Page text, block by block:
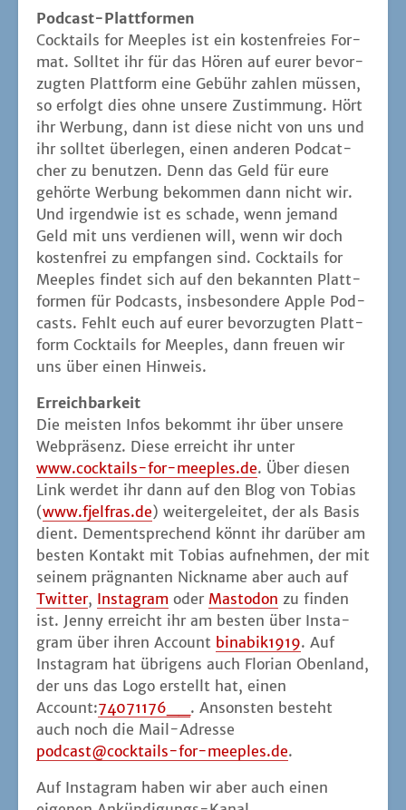
Pod­cast-Platt­for­men
Cock­tails for Mee­ples ist ein kos­ten­frei­es For­
mat. Soll­tet ihr für das Hören auf eurer bevor­
zug­ten Platt­form eine Gebühr zah­len müs­sen,
so erfolgt dies ohne unse­re Zustim­mung. Hört
ihr Wer­bung, dann ist die­se nicht von uns und
ihr soll­tet über­le­gen, einen ande­ren Pod­cat­
cher zu benut­zen. Denn das Geld für eure
gehör­te Wer­bung bekom­men dann nicht wir.
Und irgend­wie ist es scha­de, wenn jemand
Geld mit uns ver­die­nen will, wenn wir doch
kos­ten­frei zu emp­fan­gen sind. Cock­tails for
Mee­ples fin­det sich auf den bekann­ten Platt­
for­men für Pod­casts, ins­be­son­de­re Apple Pod­
casts. Fehlt euch auf eurer bevor­zug­ten Platt­
form Cock­tails for Mee­ples, dann freu­en wir
uns über einen Hinweis.
Erreich­bar­keit
Die meis­ten Infos bekommt ihr über unse­re
Web­prä­senz. Die­se erreicht ihr unter
www.cocktails-for-meeples.de. Über die­sen
Link wer­det ihr dann auf den Blog von Tobi­as
(www.fjelfras.de) wei­ter­ge­lei­tet, der als Basis
dient. Dem­entspre­chend könnt ihr dar­über am
bes­ten Kon­takt mit Tobi­as auf­neh­men, der mit
sei­nem prä­gnan­ten Nick­na­me aber auch auf
Twit­ter, Insta­gram oder Mast­o­don zu fin­den
ist. Jen­ny erreicht ihr am bes­ten über Insta­
gram über ihren Account binabik1919. Auf
Insta­gram hat übri­gens auch Flo­ri­an Oben­land,
der uns das Logo erstellt hat, einen
Account:74071176__ . Ansons­ten besteht
auch noch die Mail-Adres­se
podcast@cocktails-for-meeples.de.
Auf Insta­gram haben wir aber auch einen